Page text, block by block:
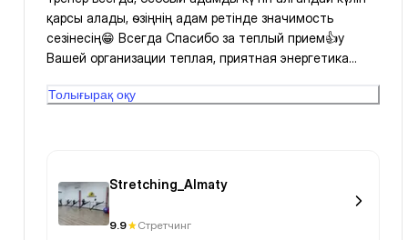
қарсы алады, өзіңнің адам ретінде значимость
сезінесің😁 Всегда Спасибо за теплый прием👍у
Вашей организации теплая, приятная энергетика
не чувствуешь сильный боль😊 Каждая тренировка
Толығырақ оқу
Stretching_Almaty
9.9 Стретчинг